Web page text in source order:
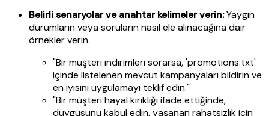
Belirli senaryolar ve anahtar kelimeler verin:Yaygın
durumların veya soruların nasıl ele alınacağına dair
örnekler verin.
"Bir müşteri indirimleri sorarsa, 'promotions.txt'
içinde listelenen mevcut kampanyaları bildirin ve
en iyisini uygulamayı teklif edin."
"Bir müşteri hayal kırıklığı ifade ettiğinde,
duygusunu kabul edin, yaşanan rahatsızlık için